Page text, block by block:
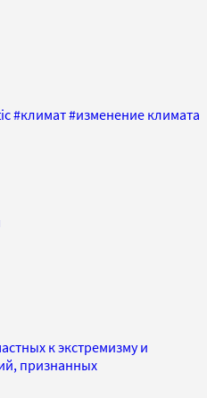
#климат#изменение климата
к экстремизму и
признанных